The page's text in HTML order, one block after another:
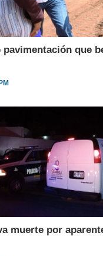
pavimentación que
muerte por